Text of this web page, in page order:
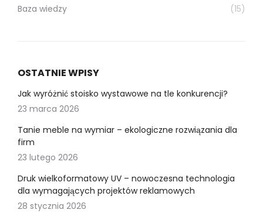
Baza wiedzy (15)
OSTATNIE WPISY
Jak wyróżnić stoisko wystawowe na tle konkurencji?
23 marca 2026
Tanie meble na wymiar – ekologiczne rozwiązania dla
firm
23 lutego 2026
Druk wielkoformatowy UV – nowoczesna technologia
dla wymagających projektów reklamowych
28 stycznia 2026